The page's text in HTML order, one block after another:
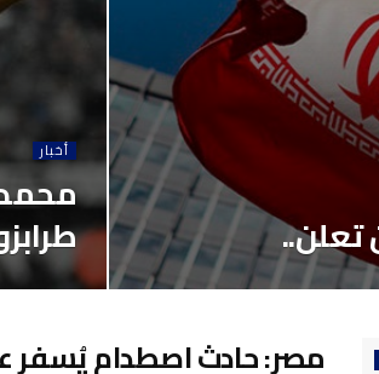
تعلن..
أخبار
مصر: حادث اصطدام يُسفر عن مقتل 14 شخصا